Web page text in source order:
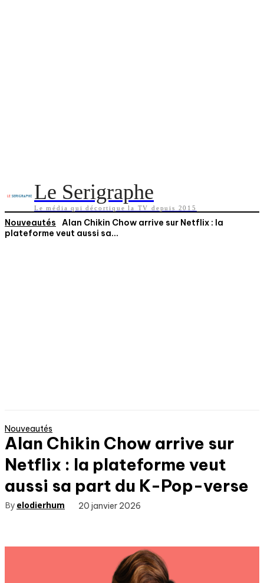
Le Serigraphe
Le média qui décortique la TV depuis 2015
Nouveautés
Alan Chikin Chow arrive sur Netflix : la
plateforme veut aussi sa...
Nouveautés
Alan Chikin Chow arrive sur
Netflix : la plateforme veut
aussi sa part du K-Pop-verse
By elodierhum 20 janvier 2026